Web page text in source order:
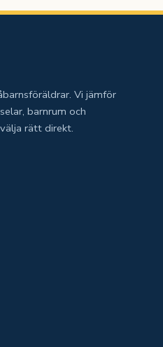
Vi jämför
barnrum och
rätt direkt.